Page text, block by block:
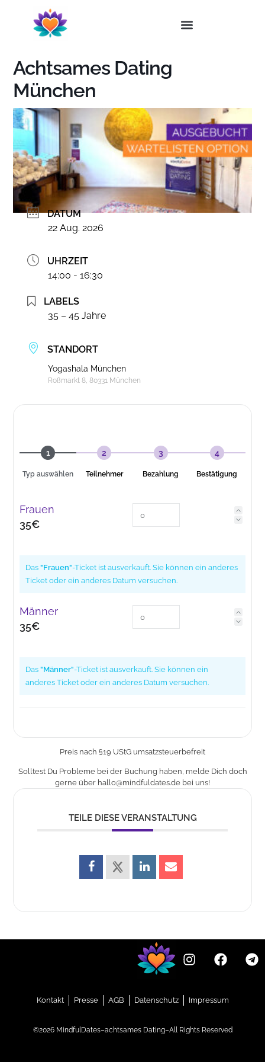
Achtsames Dating
München
DATUM
22 Aug. 2026
UHRZEIT
14:00 - 16:30
LABELS
35 – 45 Jahre
STANDORT
Yogashala München
Roßmarkt 8, 80331 München
1
Typ auswählen
2
Teilnehmer
3
Bezahlung
4
Bestätigung
Frauen
35€
Das"Frauen"-Ticket ist ausverkauft. Sie können ein anderes
Ticket oder ein anderes Datum versuchen.
Männer
35€
Das"Männer"-Ticket ist ausverkauft. Sie können ein
anderes Ticket oder ein anderes Datum versuchen.
Preis nach §19 UStG umsatzsteuerbefreit
Solltest Du Probleme bei der Buchung haben, melde Dich doch
gerne über hallo@mindfuldates.de bei uns!
TEILE DIESE VERANSTALTUNG
Kontakt Presse AGB Datenschutz Impressum
©2026 MindfulDates–achtsames Dating–All Rights Reserved